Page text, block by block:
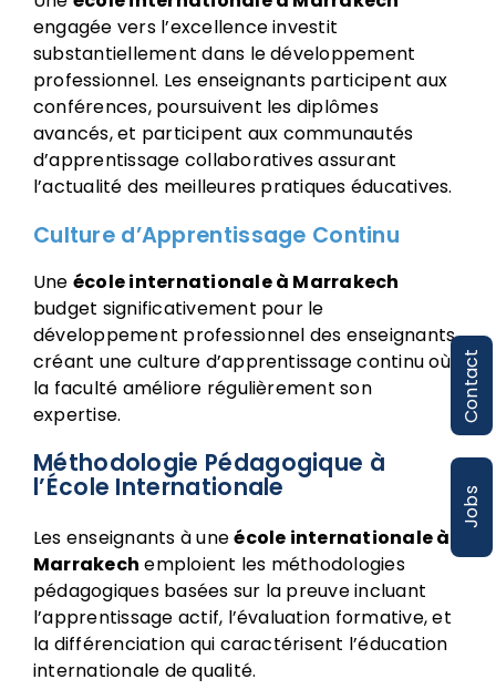
engagée vers l’excellence investit
substantiellement dans le développement
professionnel. Les enseignants participent aux
conférences, poursuivent les diplômes
avancés, et participent aux communautés
d’apprentissage collaboratives assurant
l’actualité des meilleures pratiques éducatives.
Culture d’Apprentissage Continu
Une école internationale à Marrakech
budget significativement pour le
développement professionnel des enseignants,
créant une culture d’apprentissage continu où
la faculté améliore régulièrement son
expertise.
Méthodologie Pédagogique à
l’École Internationale
Les enseignants à uneécole internationale à
Marrakech emploient les méthodologies
pédagogiques basées sur la preuve incluant
l’apprentissage actif, l’évaluation formative, et
la différenciation qui caractérisent l’éducation
internationale de qualité.
Contact
Jobs